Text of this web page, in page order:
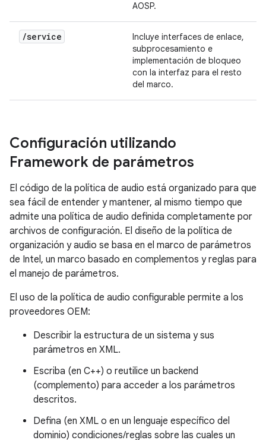
AOSP.
/service
Incluye interfaces de enlace,
subprocesamiento e
implementación de bloqueo
con la interfaz para el resto
del marco.
Configuración utilizando
Framework de parámetros
El código de la política de audio está organizado para que
sea fácil de entender y mantener, al mismo tiempo que
admite una política de audio definida completamente por
archivos de configuración. El diseño de la política de
organización y audio se basa en el marco de parámetros
de Intel, un marco basado en complementos y reglas para
el manejo de parámetros.
El uso de la política de audio configurable permite a los
proveedores OEM:
Describir la estructura de un sistema y sus
parámetros en XML.
Escriba (en C++) o reutilice un backend
(complemento) para acceder a los parámetros
descritos.
Defina (en XML o en un lenguaje específico del
dominio) condiciones/reglas sobre las cuales un